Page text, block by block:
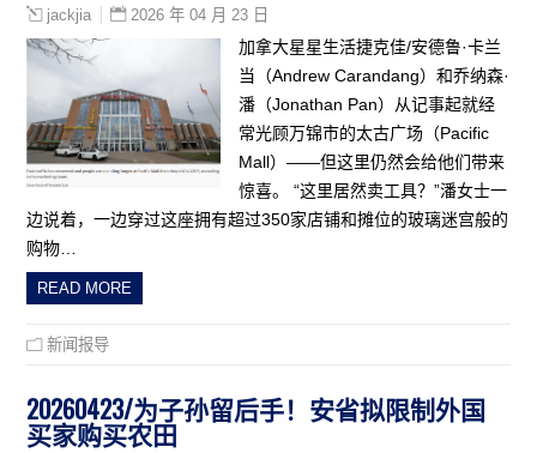
jackjia 2026 年 04 月 23 日
加拿大星星生活捷克佳/安德鲁·卡兰
当（Andrew Carandang）和乔纳森·
潘（Jonathan Pan）从记事起就经
常光顾万锦市的太古广场（Pacific
Mall）——但这里仍然会给他们带来
惊喜。 “这里居然卖工具？”潘女士一
边说着，一边穿过这座拥有超过350家店铺和摊位的玻璃迷宫般的
购物…
READ MORE
新闻报导
20260423/为子孙留后手！安省拟限制外国
买家购买农田